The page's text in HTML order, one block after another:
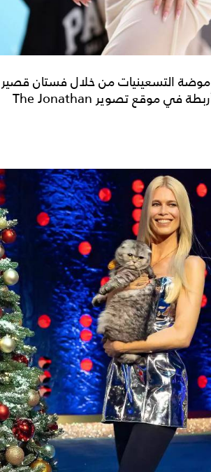
موضة التسعينيات من خلال فستان قصير
معدني وحذاء مثير بأربطة في موقع تصوير The Jonathan